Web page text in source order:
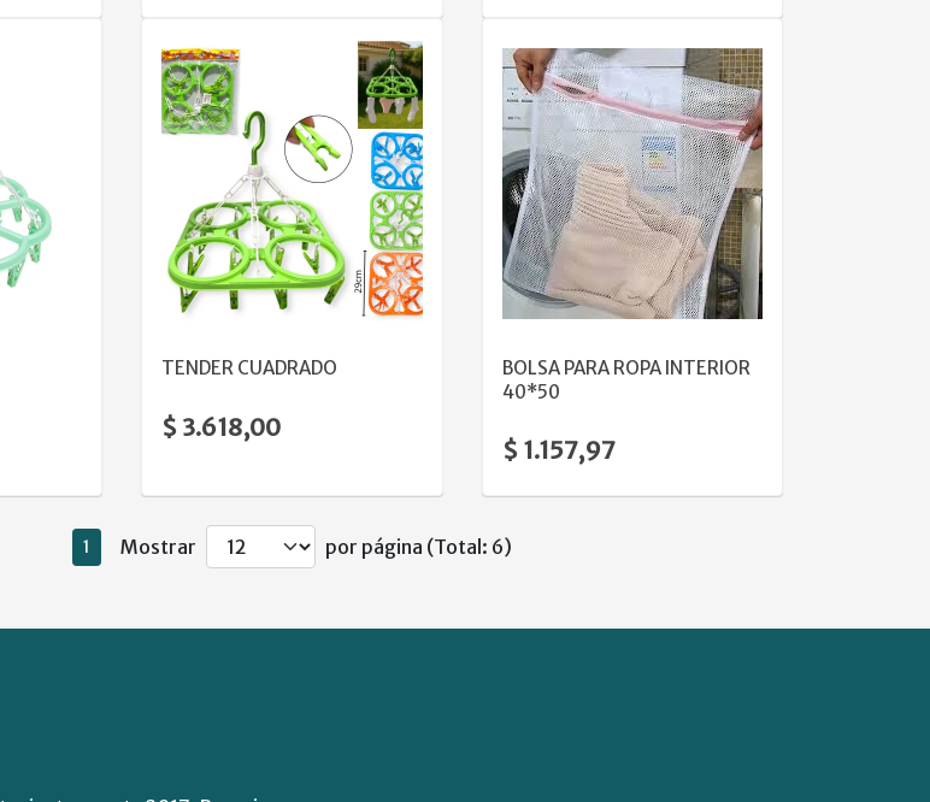
TENDER CUADRADO
$ 3.618,00
VER DETALLE
BOLSA PARA ROPA INTERIOR
40*50
$ 1.157,97
VER DETALLE
1 Mostrar por página (Total: 6)